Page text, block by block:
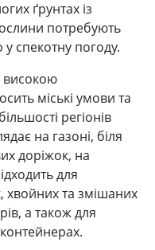
ґрунтах із
потребують
спекотну погоду.
високою
міські умови та
регіонів
на газоні, біля
доріжок, на
для
хвойних та змішаних
а також для